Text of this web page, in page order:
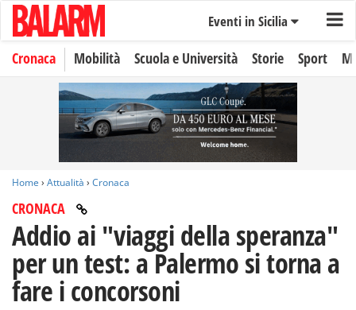
Eventi in Sicilia
Cronaca Mobilità Scuola e Università Storie Sport
Home › Attualità › Cronaca
CRONACA
Addio ai "viaggi della speranza"
per un test: a Palermo si torna a
fare i concorsoni